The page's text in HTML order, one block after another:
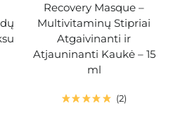
Recovery Masque –
Multivitaminų Stipriai
Atgaivinanti ir
Atjauninanti Kaukė – 15
ml
2